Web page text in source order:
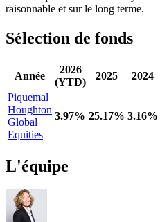
raisonnable et sur le long terme.
Sélection de fonds
Année
2026
(YTD)
2025 2024
Piquemal
Houghton
Global
Equities
3.97% 25.17% 3.16%
L'équipe